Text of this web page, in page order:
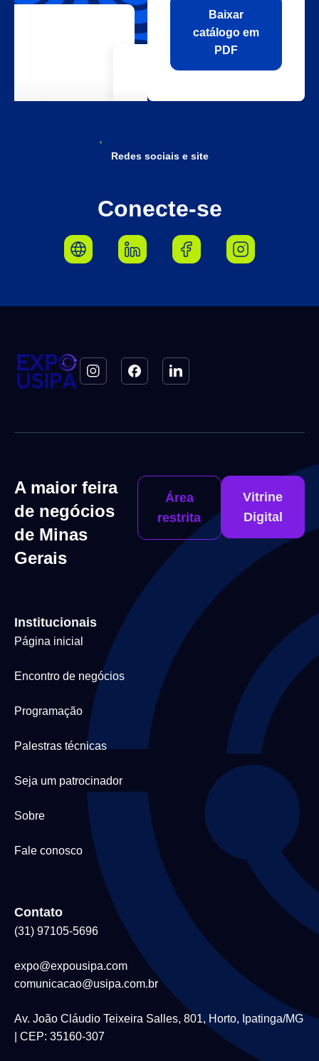
Baixar
catálogo em
PDF
Redes sociais e site
Conecte-se
A maior feira
de negócios
de Minas
Gerais
Área
restrita
Vitrine
Digital
Institucionais
Página inicial
Encontro de negócios
Programação
Palestras técnicas
Seja um patrocinador
Sobre
Fale conosco
Contato
(31) 97105-5696
expo@expousipa.com
comunicacao@usipa.com.br
Av. João Cláudio Teixeira Salles, 801, Horto, Ipatinga/MG
| CEP: 35160-307